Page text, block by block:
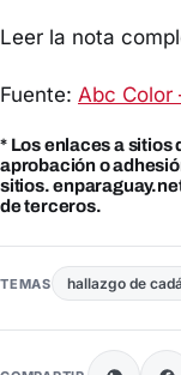
Leer la nota
Fuente: Abc Color
* Los enlaces a
aprobación o
sitios.
de terceros.
TEMAS hallazgo de